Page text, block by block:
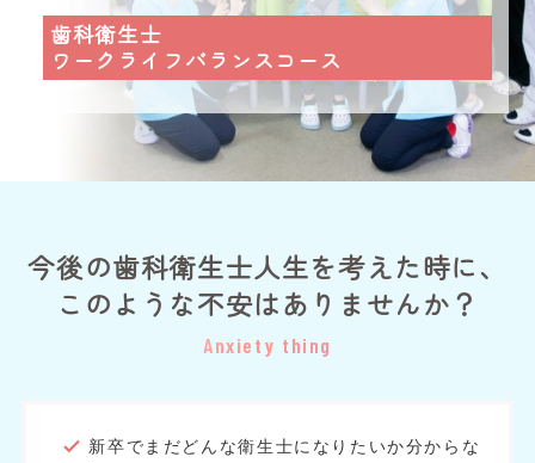
歯科衛生士
ワークライフバランスコース
今後の歯科衛生士人生を考えた時に、
このような不安はありませんか？
Anxiety thing
新卒でまだどんな衛生士になりたいか分からな